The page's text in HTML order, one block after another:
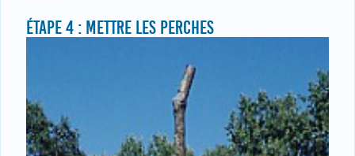
ÉTAPE 4 : METTRE LES PERCHES